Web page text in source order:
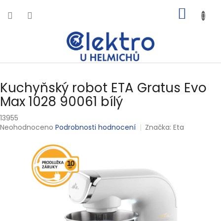
na
KOŠÍK
Kuchyňský robot ETA Gratus Evo
Max 1028 90061 bílý
13955
Průměrné
Neohodnoceno Podrobnosti hodnocení Značka:Eta